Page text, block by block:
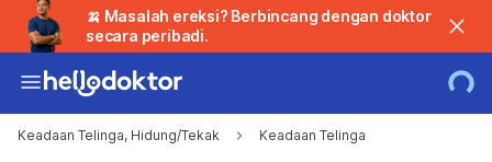
🍌 Masalah ereksi? Berbincang dengan doktor
secara peribadi.
Keadaan Telinga, Hidung/Tekak Keadaan Telinga